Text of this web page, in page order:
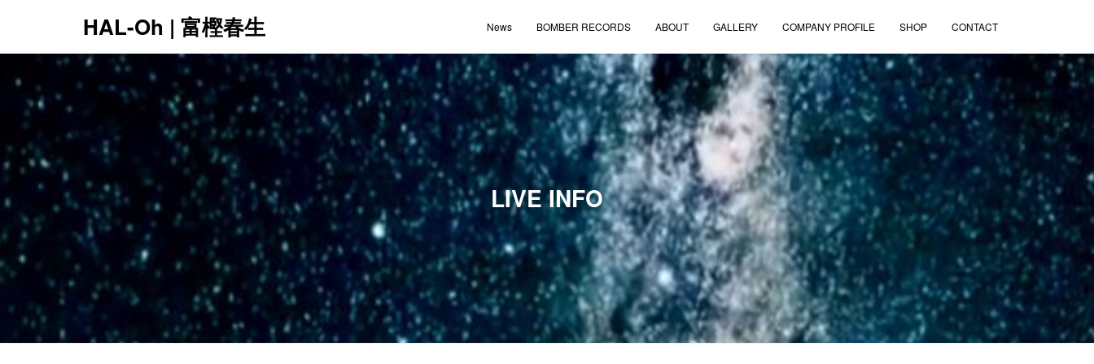
HAL-Oh | 富樫春生 News BOMBER RECORDS ABOUT GALLERY COMPANY PROFILE SHOP CONTACT
LIVE INFO
12:00 AM
1:00 AM
2:00 AM
3:00 AM
4:00 AM